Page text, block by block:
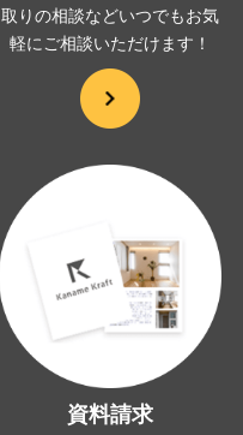
取りの相談などいつでもお気
軽にご相談いただけます！
資料請求